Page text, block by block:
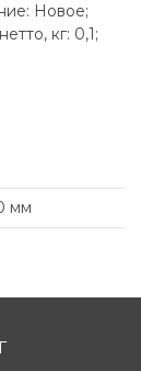
Новое;
кг: 0,1;
мм